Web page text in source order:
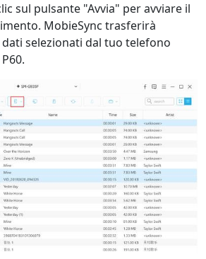
sul pulsante "Avvia" per avviare il
MobieSync trasferirà
selezionati dal tuo telefono